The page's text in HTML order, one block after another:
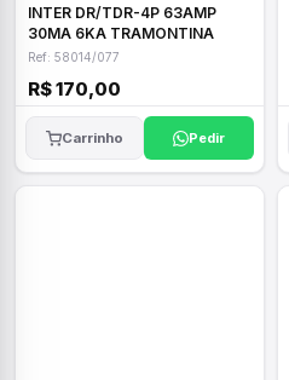
INTER DR/TDR-4P 63AMP
30MA 6KA TRAMONTINA
Ref: 58014/077
R$ 170,00
Carrinho Pedir